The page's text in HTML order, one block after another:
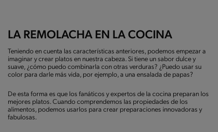
LA REMOLACHA EN LA COCINA
Teniendo en cuenta las características anteriores, podemos empezar a
imaginar y crear platos en nuestra cabeza. Si tiene un sabor dulce y
suave, ¿cómo puedo combinarla con otras verduras? ¿Puedo usar su
color para darle más vida, por ejemplo, a una ensalada de papas?
De esta forma es que los fanáticos y expertos de la cocina preparan los
mejores platos. Cuando comprendemos las propiedades de los
alimentos, podemos usarlos para crear preparaciones innovadoras y
fabulosas.